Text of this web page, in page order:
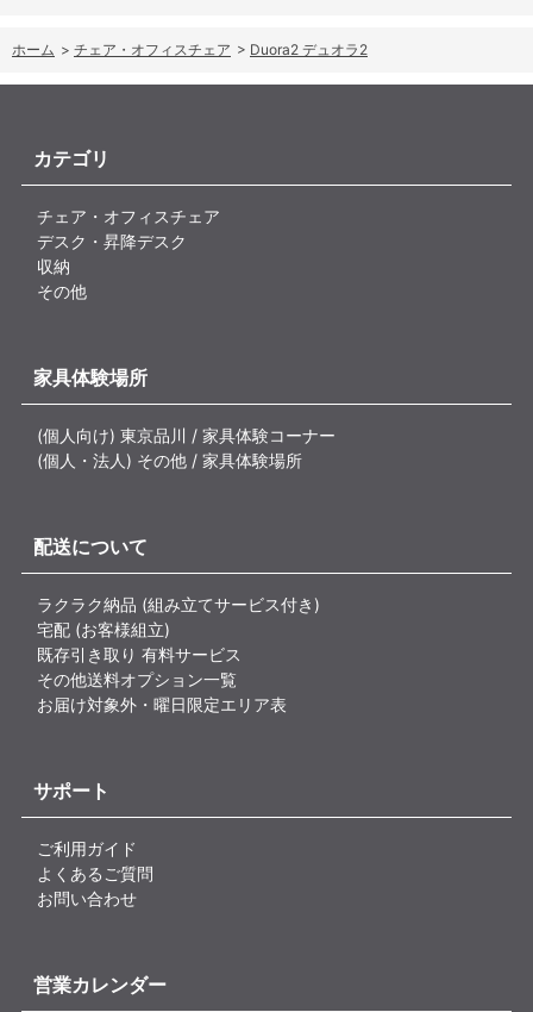
ホーム > チェア・オフィスチェア > Duora2 デュオラ2
カテゴリ
チェア・オフィスチェア
デスク・昇降デスク
収納
その他
家具体験場所
(個人向け) 東京品川 / 家具体験コーナー
(個人・法人) その他 / 家具体験場所
配送について
ラクラク納品 (組み立てサービス付き)
宅配 (お客様組立)
既存引き取り 有料サービス
その他送料オプション一覧
お届け対象外・曜日限定エリア表
サポート
ご利用ガイド
よくあるご質問
お問い合わせ
営業カレンダー